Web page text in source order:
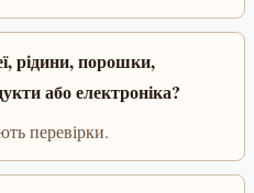
рідини, порошки,
або електроніка?
перевірки.